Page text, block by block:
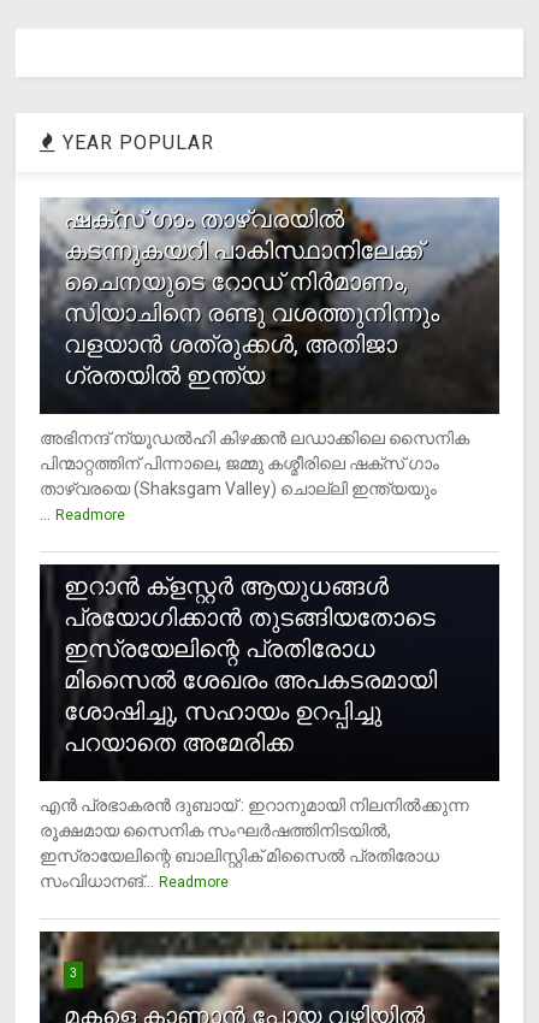
YEAR POPULAR
ഷക്സ് ​ഗാം താഴ്‌വരയിൽ
കടന്നുകയറി പാകിസ്ഥാനിലേക്ക്
ചൈനയുടെ റോഡ് നിർമാണം,
സിയാചിനെ രണ്ടു വശത്തുനിന്നും
വളയാൻ ശത്രുക്കൾ, അതിജാ​
ഗ്രതയിൽ ഇന്ത്യ
അഭിനന്ദ് ന്യൂഡൽഹി കിഴക്കൻ ലഡാക്കിലെ സൈനിക
പിന്മാറ്റത്തിന് പിന്നാലെ, ജമ്മു കശ്മീരിലെ ഷക്സ് ​ഗാം
താഴ്‌വരയെ (Shaksgam Valley) ചൊല്ലി ഇന്ത്യയും
Readmore
ഇറാന്‍ ക്‌ളസ്റ്റര്‍ ആയുധങ്ങള്‍
പ്രയോഗിക്കാന്‍ തുടങ്ങിയതോടെ
ഇസ്രയേലിന്റെ പ്രതിരോധ
മിസൈല്‍ ശേഖരം അപകടരമായി
ശോഷിച്ചു, സഹായം ഉറപ്പിച്ചു
പറയാതെ അമേരിക്ക
എന്‍ പ്രഭാകരന്‍ ദുബായ് : ഇറാനുമായി നിലനില്‍ക്കുന്ന
രൂക്ഷമായ സൈനിക സംഘര്‍ഷത്തിനിടയില്‍,
ഇസ്രായേലിന്റെ ബാലിസ്റ്റിക് മിസൈല്‍ പ്രതിരോധ
സംവിധാനങ്...
Readmore
3
മകളെ കാണാന്‍ പോയ വഴിയില്‍